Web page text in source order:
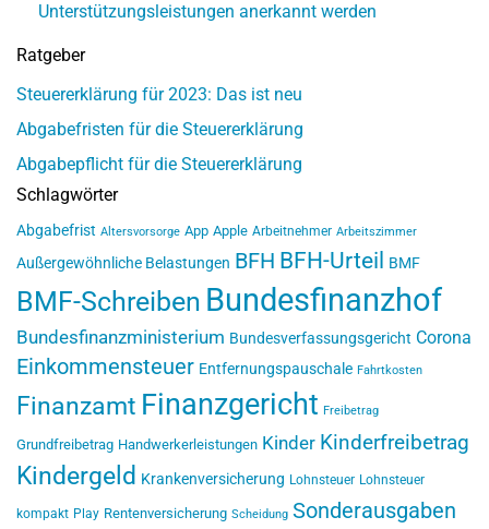
Unterstützungsleistungen anerkannt werden
Ratgeber
Steuererklärung für 2023: Das ist neu
Abgabefristen für die Steuererklärung
Abgabepflicht für die Steuererklärung
Schlagwörter
Abgabefrist Altersvorsorge App Apple Arbeitnehmer Arbeitszimmer
Außergewöhnliche Belastungen BFH BFH-Urteil BMF
BMF-Schreiben Bundesfinanzhof
Bundesfinanzministerium Bundesverfassungsgericht Corona
Einkommensteuer Entfernungspauschale Fahrtkosten
Finanzamt Finanzgericht Freibetrag
Grundfreibetrag Handwerkerleistungen Kinder Kinderfreibetrag
Kindergeld Krankenversicherung Lohnsteuer Lohnsteuer
kompakt Play Rentenversicherung Scheidung Sonderausgaben